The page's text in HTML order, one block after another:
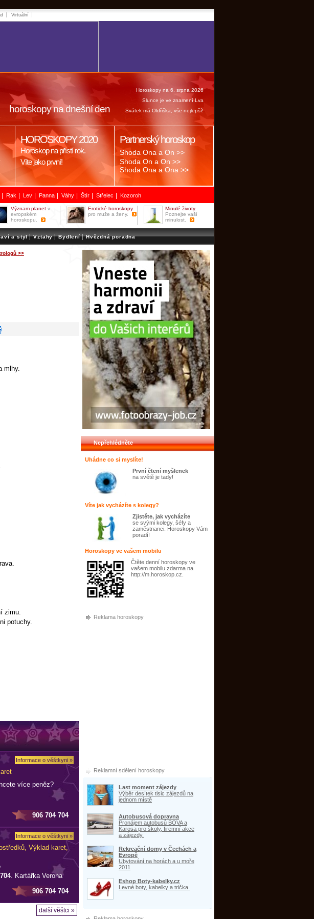
Virtuální
Horoskopy na 6. srpna 2026
Slunce je ve znamení Lva
Svátek má Oldřiška, vše nejlepší!
horoskopy na dnešní den
HOROSKOPY 2020
Horoskop na přístí rok.
Víte jako první!
Partnerský horoskop
Shoda Ona a On >>
Shoda On a On >>
Shoda Ona a Ona >>
Rak Lev Panna Váhy Štír Střelec Kozoroh
Význam planet v
evropském
horoskopu.
Erotické horoskopy
pro muže a ženy.
Minulé životy.
Poznejte vaší
minulost.
a styl | Vztahy | Bydlení | Hvězdná poradna
>>
mlhy.
zimu.
potuchy.
Informace o věštkyni »
více peněz?
906 704 704
Výklad karet,
Informace o věštkyni »
. Kartářka Verona
906 704 704
další věštci »
Nepřehlédněte
Uhádne co si myslíte!
První čtení myšlenek
na světě je tady!
Víte jak vycházíte s kolegy?
Zjistěte, jak vycházíte
se svými kolegy, šéfy a
zaměstnanci. Horoskopy Vám
poradí!
Horoskopy ve vašem mobilu
Čtěte denní horoskopy ve
vašem mobilu zdarma na
http://m.horoskop.cz.
Reklama horoskopy
Reklamní sdělení horoskopy
Last moment zájezdy
Výběr desítek tisic zájezdů na
jednom místě
Autobusová dopravna
Pronájem autobusů BOVA a
Karosa pro školy, firemní akce
a zájezdy.
Rekreační domy v Čechách a
Evropě
Ubytování na horách a u moře
2011
Eshop Boty-kabelky.cz
Levné boty, kabelky a trička.